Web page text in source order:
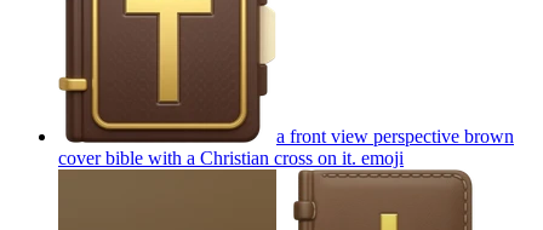
a front view perspective brown
cover bible with a Christian cross on it. emoji